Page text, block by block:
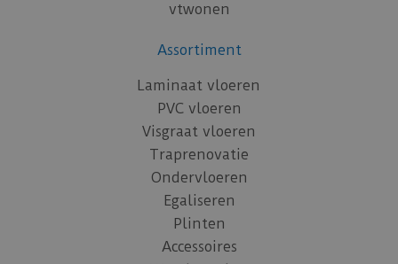
vtwonen
Assortiment
Laminaat vloeren
PVC vloeren
Visgraat vloeren
Traprenovatie
Ondervloeren
Egaliseren
Plinten
Accessoires